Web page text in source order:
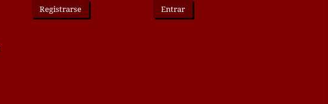
Registrarse Entrar